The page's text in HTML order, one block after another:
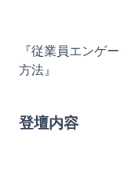
『従業員エンゲ
方法』
登壇内容